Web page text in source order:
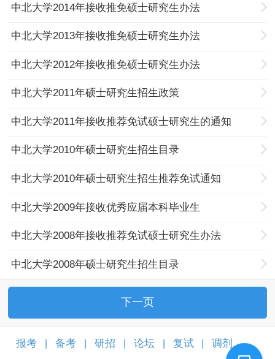
中北大学2014年接收推免硕士研究生办法
中北大学2013年接收推免硕士研究生办法
中北大学2012年接收推免硕士研究生办法
中北大学2011年硕士研究生招生政策
中北大学2011年接收推荐免试硕士研究生的通知
中北大学2010年硕士研究生招生目录
中北大学2010年硕士研究生招生推荐免试通知
中北大学2009年接收优秀应届本科毕业生
中北大学2008年接收推荐免试硕士研究生办法
中北大学2008年硕士研究生招生目录
下一页
报考 备考 研招 论坛 复试 调剂